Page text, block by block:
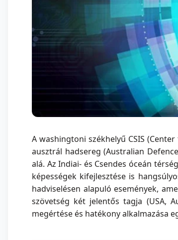
A washingtoni székhelyű CSIS
ausztrál hadsereg (Australian
alá. Az Indiai- és Csendes óceán
képességek kifejlesztése is
hadviselésen alapuló események,
szövetség két jelentős tagja (USA,
megértése és hatékony alkalmazása